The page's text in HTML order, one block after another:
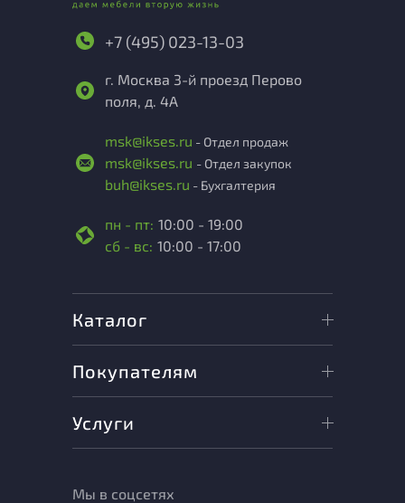
+7 (495) 023-13-03
г. Москва 3-й проезд Перово
поля, д. 4А
msk@ikses.ru - Отдел продаж
msk@ikses.ru - Отдел закупок
buh@ikses.ru - Бухгалтерия
пн - пт: 10:00 - 19:00
сб - вс: 10:00 - 17:00
Каталог
Покупателям
Услуги
Мы в соцсетях